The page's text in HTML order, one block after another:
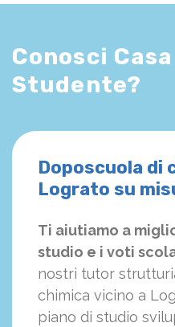
Conosci
Studente?
Doposcuola di
Lograto su
Ti aiutiamo a
studio e i voti
nostri tutor
chimica vicino a
piano di studio